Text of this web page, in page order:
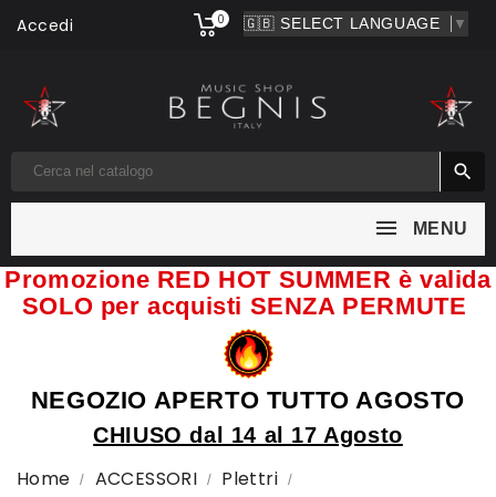
▼
Accedi 0

MENU
Promozione RED HOT SUMMER è valida
SOLO per acquisti SENZA PERMUTE
NEGOZIO APERTO TUTTO AGOSTO
CHIUSO dal 14 al 17 Agosto
Home ACCESSORI Plettri